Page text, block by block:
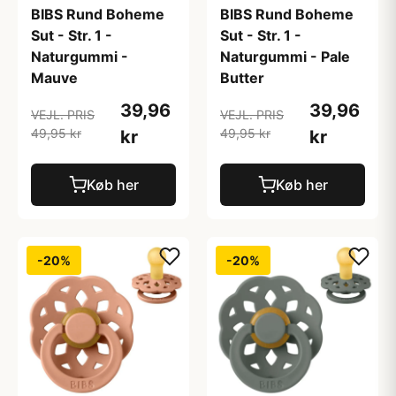
BIBS Rund Boheme
Sut - Str. 1 -
Naturgummi -
Mauve
VEJL. PRIS
49,95 kr
39,96
kr
Køb her
BIBS Rund Boheme
Sut - Str. 1 -
Naturgummi - Pale
Butter
VEJL. PRIS
49,95 kr
39,96
kr
Køb her
-20% -20%